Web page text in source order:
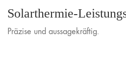
Solarthermie-
Präzise und aussagekräftig.